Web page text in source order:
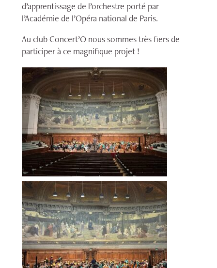
d’apprentissage de l’orchestre porté par
l’Académie de l’Opéra national de Paris.
Au club Concert’O nous sommes très fiers de
participer à ce magnifique projet !